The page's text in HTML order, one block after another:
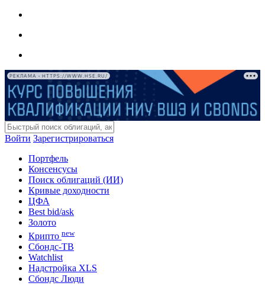
РЕКЛАМА • HTTPS://WWW.HSE.RU/
Войти Зарегистрироваться
Портфель
Консенсусы
Поиск облигаций (ИИ)
Кривые доходности
ЦФА
Best bid/ask
Золото
Крипто new
Сбондс-ТВ
Watchlist
Надстройка XLS
Сбондс Люди